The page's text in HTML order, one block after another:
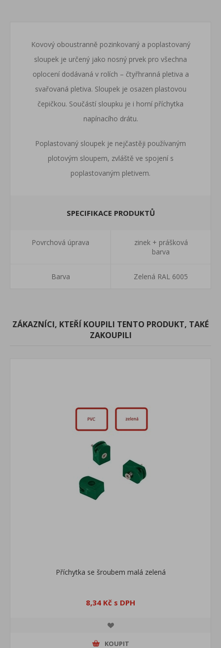
Kovový oboustranně pozinkovaný a poplastovaný
sloupek je určený jako nosný prvek pro všechna
oplocení dodávaná v rolích – čtyřhranná pletiva a
svařovaná pletiva. Sloupek je osazen plastovou
čepičkou. Součástí sloupku je i horní příchytka
napínacího drátu.
Poplastovaný sloupek je nejčastěji používaným
plotovým sloupem, zvláště ve spojení s
poplastovaným pletivem.
SPECIFIKACE PRODUKTŮ
Povrchová úprava
zinek + prášková
barva
Barva Zelená RAL 6005
ZÁKAZNÍCI, KTEŘÍ KOUPILI TENTO PRODUKT, TAKÉ
ZAKOUPILI
Příchytka se šroubem malá zelená
8,34 Kč s DPH
KOUPIT